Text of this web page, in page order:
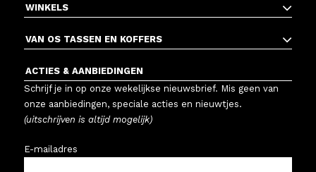
WINKELS
VAN OS TASSEN EN KOFFERS
ACTIES & AANBIEDINGEN
Schrijf je in op onze wekelijkse nieuwsbrief. Mis geen van
onze aanbiedingen, speciale acties en nieuwtjes.
(uitschrijven is altijd mogelijk)
E-mailadres